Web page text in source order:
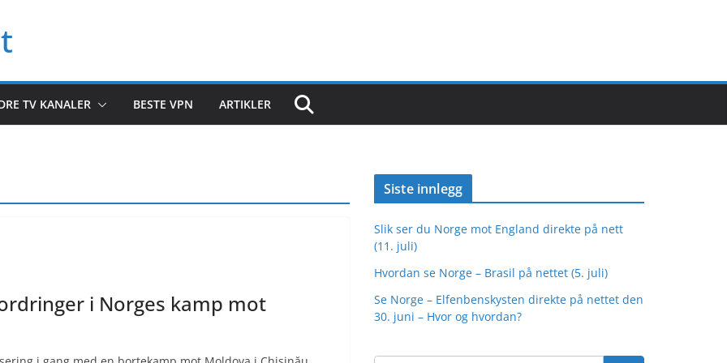
TV KANALER BESTE VPN ARTIKLER
i Norges kamp mot
Siste innlegg
Slik ser du Norge mot England direkte på nett
(11. juli)
Hvordan se Norge – Brasil på nettet (5. juli)
Se Norge – Elfenbenskysten direkte på nettet den
30. juni – Hvor og hvordan?